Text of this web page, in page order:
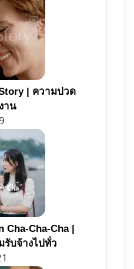
| ความปวด
าน
Cha-Cha |
บจ้างไปทั่ว